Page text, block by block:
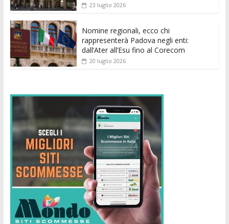
23 luglio 2026
Nomine regionali, ecco chi
rappresenterà Padova negli enti:
dall’Ater all’Esu fino al Corecom
20 luglio 2026